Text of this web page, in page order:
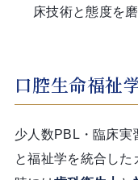
床技術と態度を磨
口腔生命福祉
少人数PBL・臨床実
と福祉学を統合し